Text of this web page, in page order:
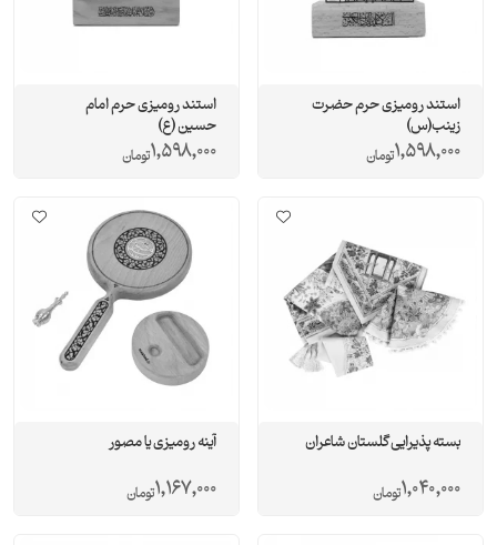
استند رومیزی حرم حضرت
زینب(س)
1,598,000تومان
استند رومیزی حرم امام
حسین (ع)
1,598,000تومان
بسته پذیرایی گلستان شاعران
1,040,000تومان
آینه رومیزی یا مصور
1,167,000تومان